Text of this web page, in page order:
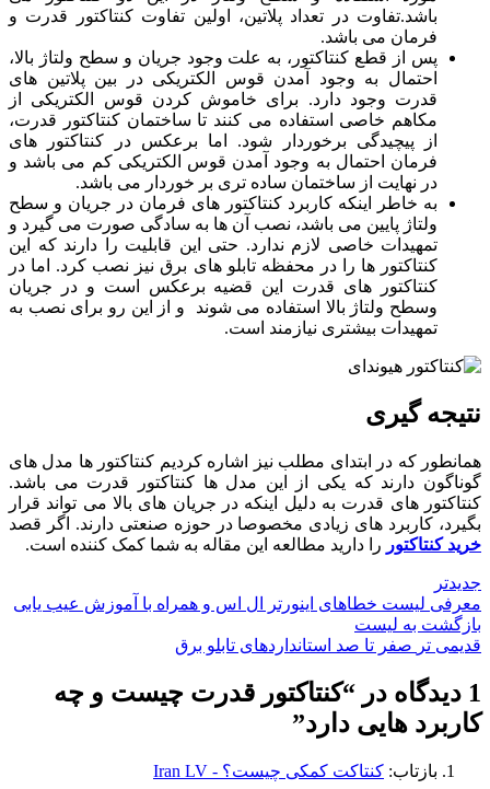
باشد.تفاوت در تعداد پلاتین، اولین تفاوت کنتاکتور قدرت و
فرمان می باشد.
پس از قطع کنتاکتور، به علت وجود جریان و سطح ولتاژ بالا،
احتمال به وجود آمدن قوس الکتریکی در بین پلاتین های
قدرت وجود دارد. برای خاموش کردن قوس الکتریکی از
مکاهم خاصی استفاده می کنند تا ساختمان کنتاکتور قدرت،
از پیچیدگی برخوردار شود. اما برعکس در کنتاکتور های
فرمان احتمال به وجود آمدن قوس الکتریکی کم می باشد و
در نهایت از ساختمان ساده تری بر خوردار می باشد.
به خاطر اینکه کاربرد کنتاکتور های فرمان در جریان و سطح
ولتاژ پایین می باشد، نصب آن ها به سادگی صورت می گیرد و
تمهیدات خاصی لازم ندارد. حتی این قابلیت را دارند که این
کنتاکتور ها را در محفظه تابلو های برق نیز نصب کرد. اما در
کنتاکتور های قدرت این قضیه برعکس است و در جریان
وسطح ولتاژ بالا استفاده می شوند و از این رو برای نصب به
تمهیدات بیشتری نیازمند است.
نتیجه گیری
همانطور که در ابتدای مطلب نیز اشاره کردیم کنتاکتور ها مدل های
گوناگون دارند که یکی از این مدل ها کنتاکتور قدرت می باشد.
کنتاکتور های قدرت به دلیل اینکه در جریان های بالا می تواند قرار
بگیرد، کاربرد های زیادی مخصوصا در حوزه صنعتی دارند. اگر قصد
خرید کنتاکتور را دارید مطالعه این مقاله به شما کمک کننده است.
جدیدتر
معرفی لیست خطاهای اینورتر ال اس و همراه با آموزش عیب یابی
بازگشت به لیست
قدیمی تر صفر تا صد استانداردهای تابلو برق
1 دیدگاه در “
کنتاکتور قدرت چیست و چه
کاربرد هایی دارد”
بازتاب: کنتاکت کمکی چیست؟ - Iran LV